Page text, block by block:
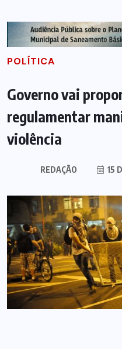
POLÍTICA
Governo vai
regulamentar
violência
REDAÇÃO 15